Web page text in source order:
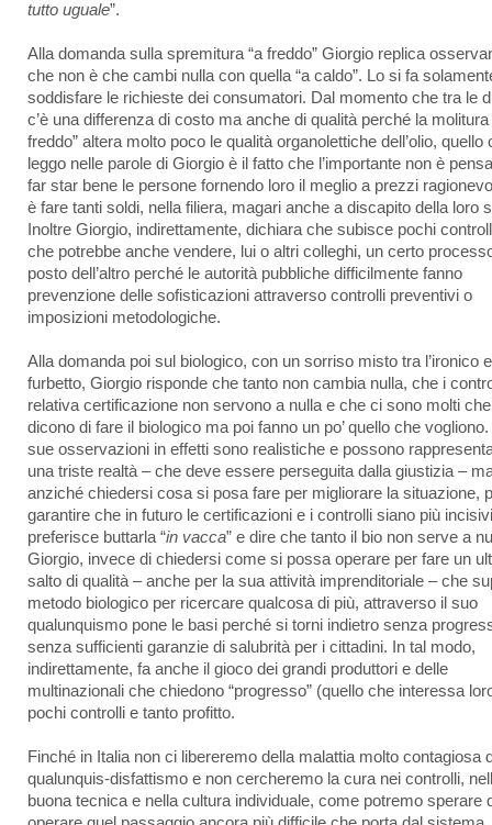
tutto uguale”.
Alla domanda sulla spremitura “a freddo” Giorgio replica
che non è che cambi nulla con quella “a caldo”. Lo si fa
soddisfare le richieste dei consumatori. Dal momento che tra le
c’è una differenza di costo ma anche di qualità perché la molitura
freddo” altera molto poco le qualità organolettiche dell’olio, quello
leggo nelle parole di Giorgio è il fatto che l’importante non è
far star bene le persone fornendo loro il meglio a prezzi
è fare tanti soldi, nella filiera, magari anche a discapito della loro
Inoltre Giorgio, indirettamente, dichiara che subisce pochi
che potrebbe anche vendere, lui o altri colleghi, un certo
posto dell’altro perché le autorità pubbliche difficilmente fanno
prevenzione delle sofisticazioni attraverso controlli preventivi o
imposizioni metodologiche.
Alla domanda poi sul biologico, con un sorriso misto tra l’ironico
furbetto, Giorgio risponde che tanto non cambia nulla, che i
relativa certificazione non servono a nulla e che ci sono molti che
dicono di fare il biologico ma poi fanno un po’ quello che vogliono.
sue osservazioni in effetti sono realistiche e possono
una triste realtà – che deve essere perseguita dalla giustizia –
anziché chiedersi cosa si posa fare per migliorare la situazione,
garantire che in futuro le certificazioni e i controlli siano più
preferisce buttarla “in vacca” e dire che tanto il bio non serve a
Giorgio, invece di chiedersi come si possa operare per fare un
salto di qualità – anche per la sua attività imprenditoriale – che
metodo biologico per ricercare qualcosa di più, attraverso il suo
qualunquismo pone le basi perché si torni indietro senza
senza sufficienti garanzie di salubrità per i cittadini. In tal modo,
indirettamente, fa anche il gioco dei grandi produttori e delle
multinazionali che chiedono “progresso” (quello che interessa
pochi controlli e tanto profitto.
Finché in Italia non ci libereremo della malattia molto contagiosa
qualunquis-disfattismo e non cercheremo la cura nei controlli,
buona tecnica e nella cultura individuale, come potremo sperare